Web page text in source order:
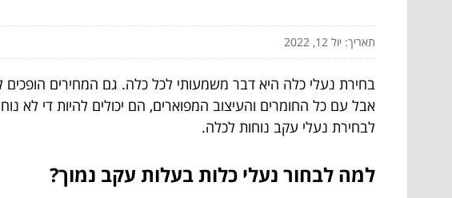
תאריך: יול 12, 2022
אבל עם כל החומרים והעיצוב המפוארים, הם יכולים להיות די לא
לבחירת נעלי עקב נוחות לכלה.
למה לבחור נעלי כלות בעלות עקב נמוך?